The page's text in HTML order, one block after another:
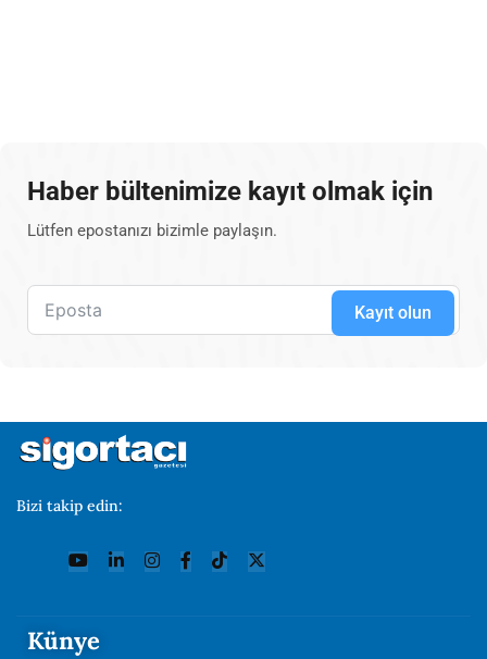
Haber bültenimize kayıt olmak için
Lütfen epostanızı bizimle paylaşın.
Kayıt olun
Bizi takip edin:
Künye